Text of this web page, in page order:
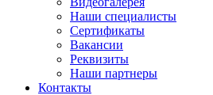
Наши специалисты
Сертификаты
Вакансии
Реквизиты
Наши партнеры
Контакты